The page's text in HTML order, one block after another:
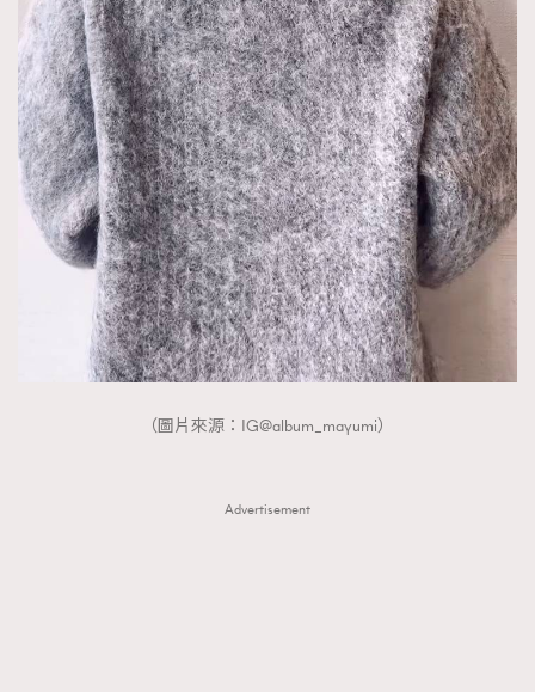
（圖片來源：IG@album_mayumi）
Advertisement